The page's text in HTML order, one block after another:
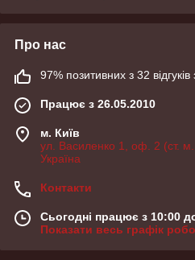
Про нас
97% позитивних з 32 відгуків
Працює з 26.05.2010
м. Київ
ул. Василенко 1, оф. 2 (ст. м.
Україна
Контакти
Сьогодні працює з 10:00
Показати весь графік